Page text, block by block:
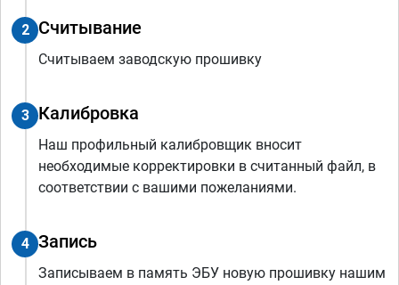
2 Считывание
Считываем заводскую прошивку
3 Калибровка
Наш профильный калибровщик вносит
необходимые корректировки в считанный файл, в
соответствии с вашими пожеланиями.
4 Запись
Записываем в память ЭБУ новую прошивку нашим